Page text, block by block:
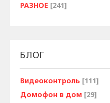
РАЗНОЕ [241]
БЛОГ
Видеоконтроль [111]
Домофон в дом [29]